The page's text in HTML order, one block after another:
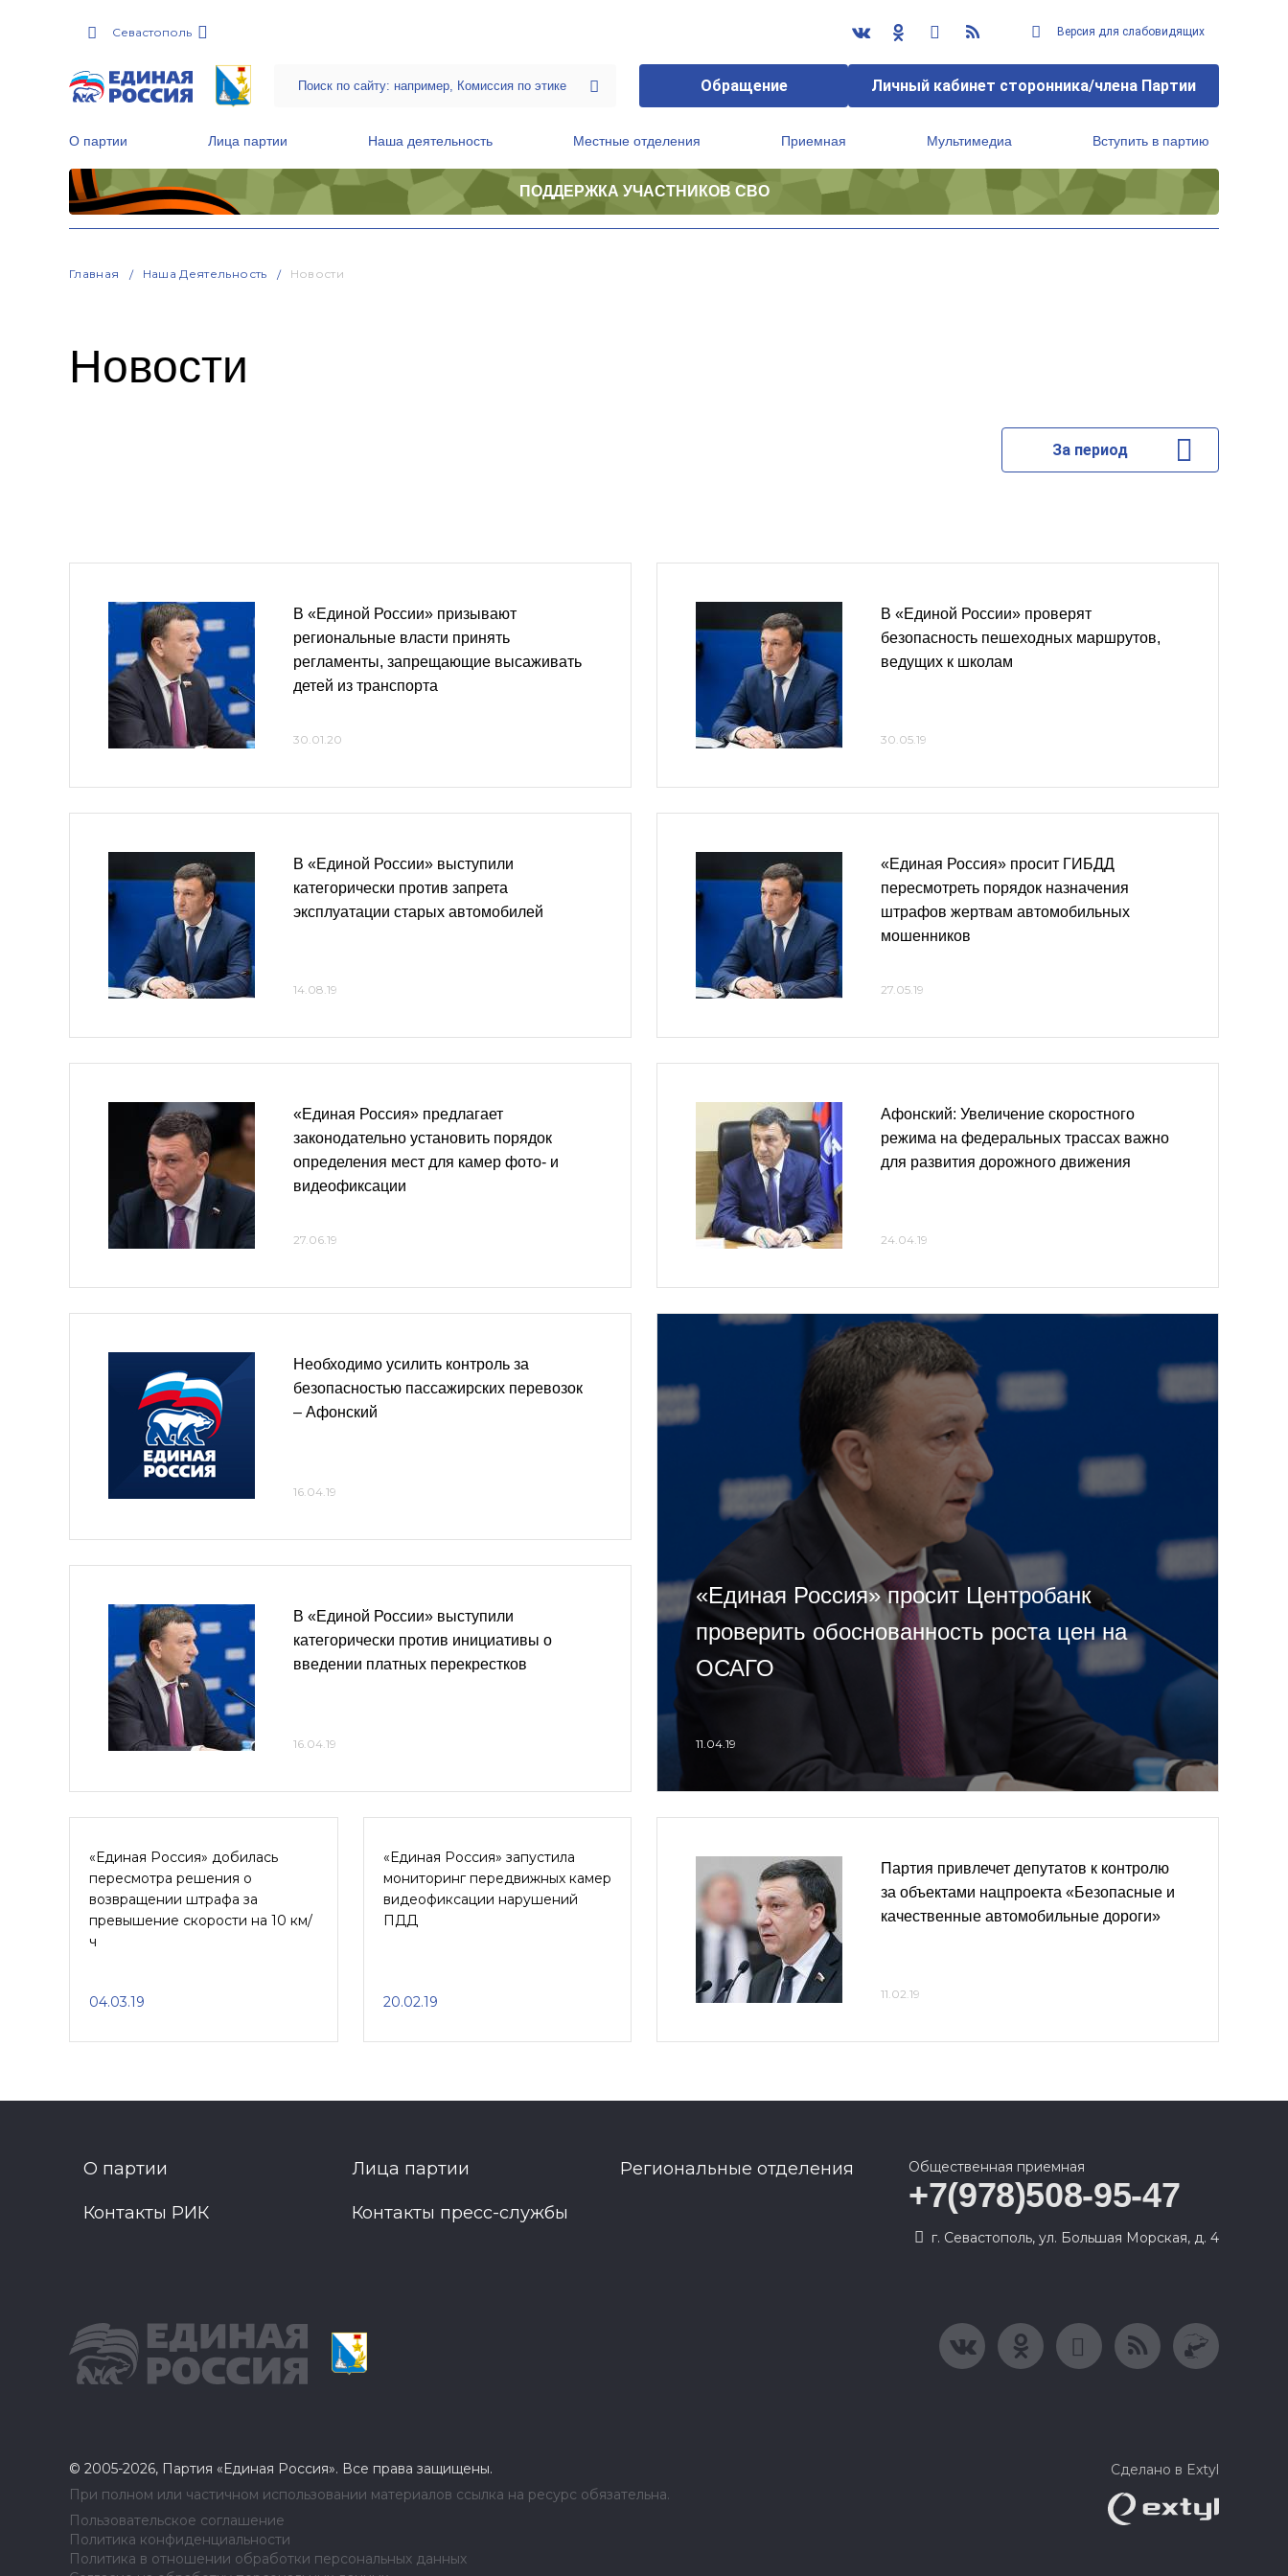
Севастополь Версия для слабовидящих
Обращение Личный кабинет сторонника/члена Партии
О партии Лица партии Наша деятельность Местные отделения Приемная Мультимедиа Вступить в партию
ПОДДЕРЖКА УЧАСТНИКОВ СВО
Главная Наша Деятельность Новости
Новости
За период
В «Единой России» призывают
региональные власти принять
регламенты, запрещающие высаживать
детей из транспорта
30.01.20
В «Единой России» выступили
категорически против запрета
эксплуатации старых автомобилей
14.08.19
«Единая Россия» предлагает
законодательно установить порядок
определения мест для камер фото- и
видеофиксации
27.06.19
В «Единой России» проверят
безопасность пешеходных маршрутов,
ведущих к школам
30.05.19
«Единая Россия» просит ГИБДД
пересмотреть порядок назначения
штрафов жертвам автомобильных
мошенников
27.05.19
Афонский: Увеличение скоростного
режима на федеральных трассах важно
для развития дорожного движения
24.04.19
Необходимо усилить контроль за
безопасностью пассажирских перевозок
– Афонский
16.04.19
В «Единой России» выступили
категорически против инициативы о
введении платных перекрестков
16.04.19
«Единая Россия» просит Центробанк
проверить обоснованность роста цен на
ОСАГО
11.04.19
«Единая Россия» добилась
пересмотра решения о
возвращении штрафа за
превышение скорости на 10 км/
ч
04.03.19
«Единая Россия» запустила
мониторинг передвижных камер
видеофиксации нарушений
ПДД
20.02.19
Партия привлечет депутатов к контролю
за объектами нацпроекта «Безопасные и
качественные автомобильные дороги»
11.02.19
О партии Лица партии Региональные отделения
Контакты РИК Контакты пресс-службы
Общественная приемная
+7(978)508-95-47
г. Севастополь, ул. Большая Морская, д. 4
© 2005-2026, Партия «Единая Россия». Все права защищены.
При полном или частичном использовании материалов ссылка на ресурс обязательна.
Пользовательское соглашение
Политика конфиденциальности
Политика в отношении обработки персональных данных
Сделано в Extyl